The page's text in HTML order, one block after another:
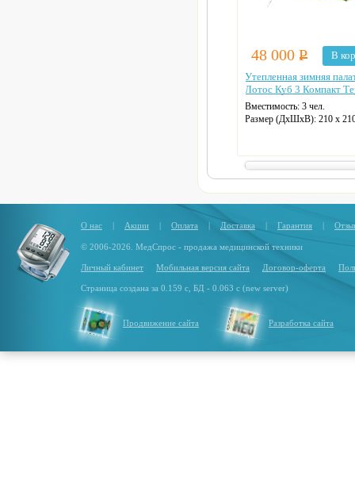
48 000Р
В
Утепленная зимняя
Лотос Куб 3 Компакт
Вместимость: 3 чел.
Размер (ДхШхВ): 210 х
32 см
Вес:13.5 кг
Каркас:
О нас | Акции | Оплата | Доставка | Гарантия |
© 2006-2026. МедСпрос - продажа медицинской техники
Личный кабинет Мобильная версия сайта Договор-оферта
Страница создана за 0.159 с, БД - 0.063 с (new server)
Продвижение сайта Разработка сайта